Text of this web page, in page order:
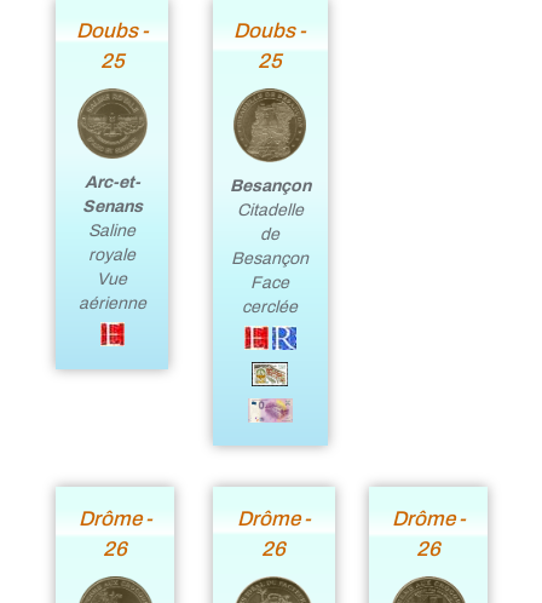
Doubs -
25
Arc-et-
Senans
Saline
royale
Vue
aérienne
Doubs -
25
Besançon
Citadelle
de
Besançon
Face
cerclée
Drôme -
26
Drôme -
26
Drôme -
26